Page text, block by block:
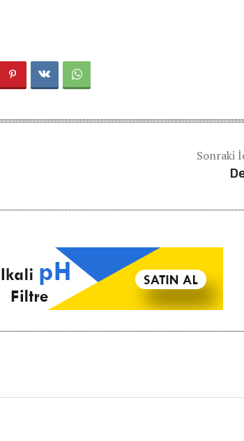
Sonraki